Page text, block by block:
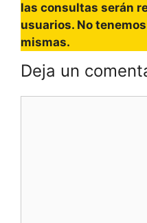
las consultas serán
usuarios. No
mismas.
Deja un